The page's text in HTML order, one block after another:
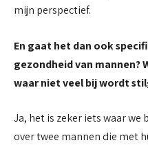
mijn perspectief.
En gaat het dan ook
gezondheid van mannen?
waar niet veel bij wordt
Ja, het is zeker iets waar we
over twee mannen die met